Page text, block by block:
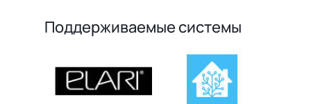
Поддерживаемые системы